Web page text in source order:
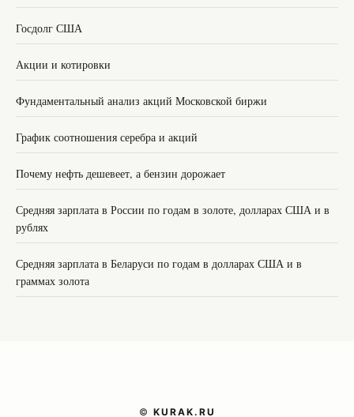
Госдолг США
Акции и котировки
Фундаментальный анализ акций Московской биржи
График соотношения серебра и акций
Почему нефть дешевеет, а бензин дорожает
Средняя зарплата в России по годам в золоте, долларах США и в
рублях
Средняя зарплата в Беларуси по годам в долларах США и в
граммах золота
© KURAK.RU